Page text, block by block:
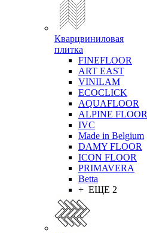
Кварцвиниловая
плитка
FINEFLOOR
ART EAST
VINILAM
ECOCLICK
AQUAFLOOR
ALPINE FLOOR
IVC
Made in Belgium
DAMY FLOOR
ICON FLOOR
PRIMAVERA
Betta
+ ЕЩЕ 2